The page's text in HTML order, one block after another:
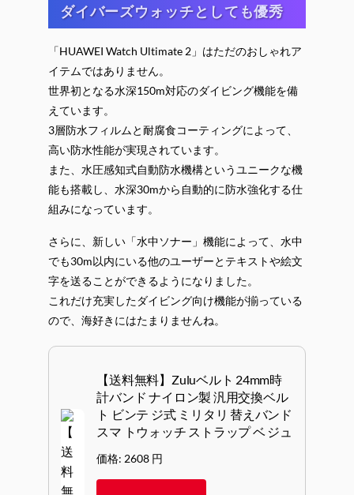
ダイバーズウォッチとしても優秀
「HUAWEI Watch Ultimate 2」はただのおしゃれア
イテムではありません。
世界初となる水深150m対応のダイビング機能を備
えています。
3層防水フィルムと耐腐食コーティングによって、
高い防水性能が実現されています。
また、水圧感知式自動防水機構というユニークな機
能も搭載し、水深30mから自動的に防水強化する仕
組みになっています。
さらに、新しい「水中ソナー」機能によって、水中
でも30m以内にいる他のユーザーとテキストや絵文
字を送ることができるようになりました。
これだけ充実したダイビング向け機能が揃っている
ので、海好きにはたまりませんね。
【送料無料】Zuluベルト 24mm時
計バンド ナイロン製 汎用交換ベル
ト ビンテ ジ式 ミリタリ 替えバンド
スマ トウォッチ ストラップ ベ ジュ
価格: 2608 円